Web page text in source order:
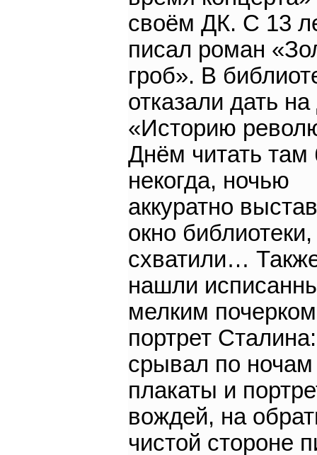
своём ДК. С 13
писал роман
гроб». В
отказали дать
«Историю
Днём читать
некогда, ночью
аккуратно
окно библиотеки,
схватили…
нашли
мелким почерком
портрет Сталина:
срывал по ночам
плакаты и
вождей, на
чистой стороне